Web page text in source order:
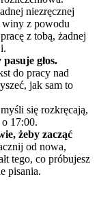
niezręcznej
winy z powodu
z tobą, żadnej
głos.
do pracy nad
jak sam to
się rozkręcają,
17:00.
żeby zacząć
od nowa,
tego, co próbujesz
pisania.